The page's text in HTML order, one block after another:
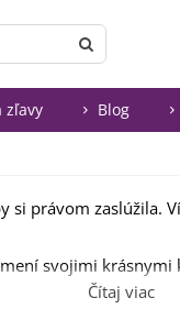
zľavy Blog
si právom zaslúžila.
svojimi
Čítaj viac